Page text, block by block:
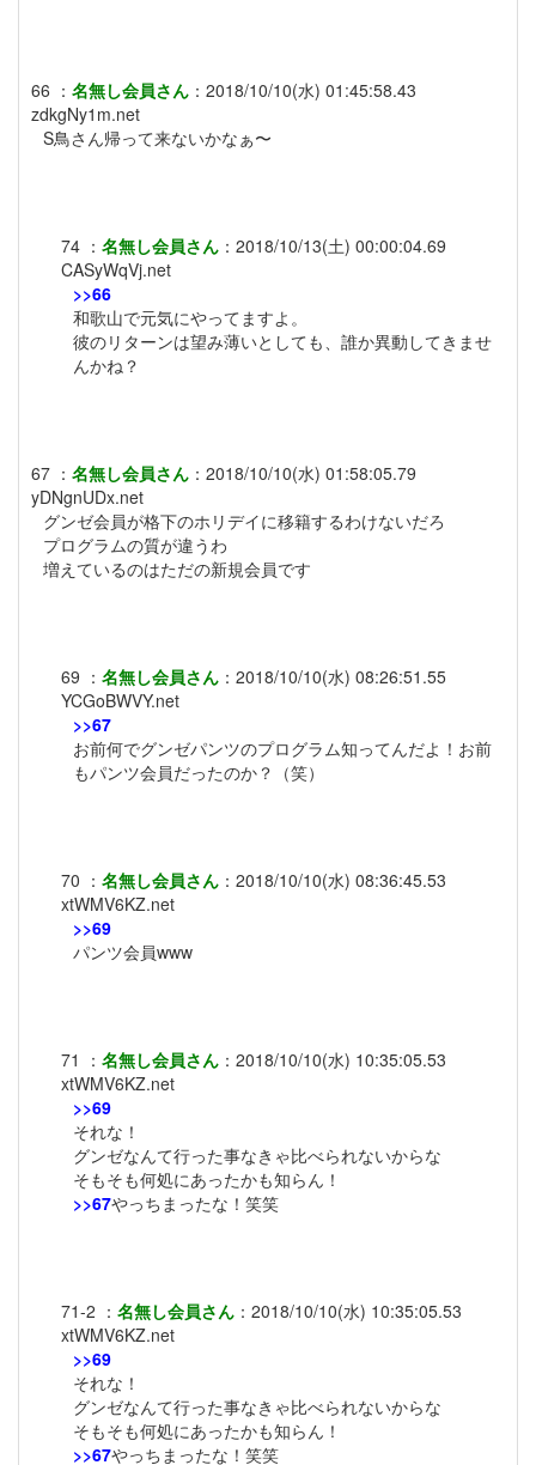
66 ： 名無し会員さん ： 2018/10/10(水) 01:45:58.43
zdkgNy1m.net
S鳥さん帰って来ないかなぁ〜
74 ： 名無し会員さん ： 2018/10/13(土) 00:00:04.69
CASyWqVj.net
>>66
和歌山で元気にやってますよ。
彼のリターンは望み薄いとしても、誰か異動してきませ
んかね？
67 ： 名無し会員さん ： 2018/10/10(水) 01:58:05.79
yDNgnUDx.net
グンゼ会員が格下のホリデイに移籍するわけないだろ
プログラムの質が違うわ
増えているのはただの新規会員です
69 ： 名無し会員さん ： 2018/10/10(水) 08:26:51.55
YCGoBWVY.net
>>67
お前何でグンゼパンツのプログラム知ってんだよ！お前
もパンツ会員だったのか？（笑）
70 ： 名無し会員さん ： 2018/10/10(水) 08:36:45.53
xtWMV6KZ.net
>>69
パンツ会員www
71 ： 名無し会員さん ： 2018/10/10(水) 10:35:05.53
xtWMV6KZ.net
>>69
それな！
グンゼなんて行った事なきゃ比べられないからな
そもそも何処にあったかも知らん！
>>67やっちまったな！笑笑
71-2 ： 名無し会員さん ： 2018/10/10(水) 10:35:05.53
xtWMV6KZ.net
>>69
それな！
グンゼなんて行った事なきゃ比べられないからな
そもそも何処にあったかも知らん！
>>67やっちまったな！笑笑